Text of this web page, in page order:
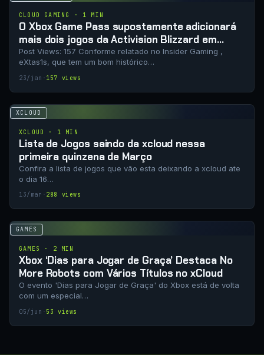
CLOUD GAMING · 1 MIN
O Xbox Game Pass supostamente adicionará
mais dois jogos da Activision Blizzard em
fevereiro
Post Views: 157 Conforme relatado no Insider Gaming ,
eXtas1s, que tem um bom histórico…
23/jan · 157 views
XCLOUD
XCLOUD · 1 MIN
Lista de Jogos saindo da xcloud nessa
primeira quinzena de Março
Confira a lista de jogos que vão esta deixando a xcloud ate
o dia 16…
13/mar · 288 views
GAMES
GAMES · 2 MIN
Xbox ‘Dias para Jogar de Graça’ Destaca No
More Robots com Vários Títulos no xCloud
O evento 'Dias para Jogar de Graça' do Xbox está de volta
com um especial…
05/jun · 53 views